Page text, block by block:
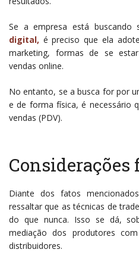
Se a empresa está buscando
digital, é preciso que ela
marketing, formas de se
vendas online.
No entanto, se a busca for por
e de forma física, é necessário
vendas (PDV).
Considerações
Diante dos fatos
ressaltar que as técnicas de
do que nunca. Isso se dá,
mediação dos produtores
distribuidores.